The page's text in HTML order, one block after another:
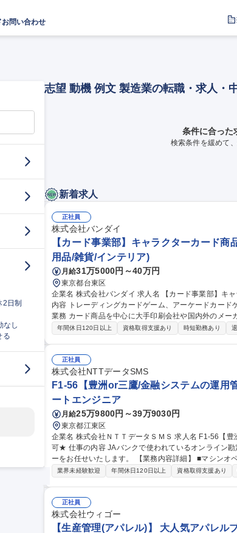
お問い合わせ
2日制
なし
る
志望 動機 例文 製造業の転職・求人・
条件に合った
検索条件を緩めて
新着求人
正社員
株式会社バンダイ
【カード事業部】キャラクターカード
用品/雑貨/インテリア)
月給31万5000円～40万円
東京都台東区
企業名 株式会社バンダイ 求人名 【カード事業部】キャラクターカード商品 品質管理担当★シェア拡大中 仕事の
内容 トレーディングカードゲーム、アーケードカードゲームの
業務 カード商品を中心に大手印刷会社や国内外のメ
向上、持続性向上に向けた各種取組み 募集職種 【カード事業部】キャラクターカード商品 品質管理担当★シェア
年間休日120日以上 資格取得支援あり 時短勤務あり
正社員
株式会社NTTデータSMS
F1-56【豊洲or三鷹/金融システムの運用
ートエンジニア
月給25万9800円～39万9030円
東京都江東区
企業名 株式会社ＮＴＴデータＳＭＳ 求人名 F1-56【豊洲or三鷹/金融システムの運用管理】★26歳以下限定未経験
可★ 仕事の内容 JAバンクで使われているオンライン勘定系システム（金融勘定システム）の運用管理オペレータ
ーをお任せいたします。 【業務内容詳細】 ■マシンオペレーション、監視、インシデント対応 ■システム開発に伴
う運用受け入れ推進 ■改善活動、各種報告書作成 【業
業界未経験歓迎 年間休日120日以上 資格取得支援あり
正社員
株式会社ウィゴー
【生産管理(アパレル)】 大人気アパレ